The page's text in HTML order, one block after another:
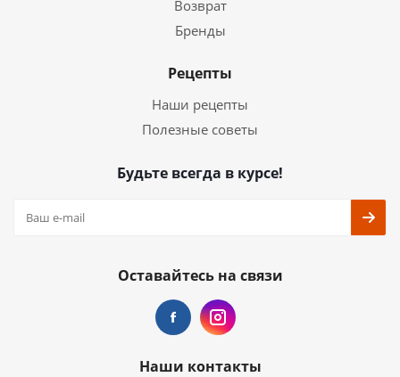
Возврат
Бренды
Рецепты
Наши рецепты
Полезные советы
Будьте всегда в курсе!
Оставайтесь на связи
Наши контакты